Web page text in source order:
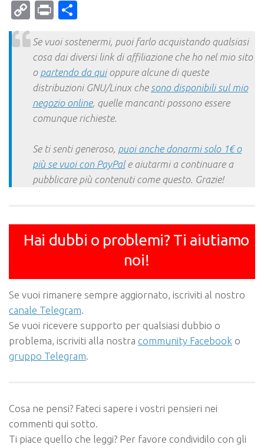
CopyPrint
Se vuoi sostenermi, puoi farlo acquistando qualsiasi
cosa dai diversi link di affiliazione che ho nel mio sito
o partendo da quioppure alcune di queste
distribuzioni GNU/Linux che sono disponibili sul mio
negozio online, quelle mancanti possono essere
comunque richieste.
Se ti senti generoso, puoi anche donarmi solo 1€ o
più se vuoi con PayPale aiutarmi a continuare a
pubblicare più contenuti come questo. Grazie!
Hai dubbi o problemi? Ti aiutiamo
noi!
Se vuoi rimanere sempre aggiornato, iscriviti al nostro
canale Telegram.
Se vuoi ricevere supporto per qualsiasi dubbio o
problema, iscriviti alla nostra community Facebook o
gruppo Telegram.
Cosa ne pensi? Fateci sapere i vostri pensieri nei
commenti qui sotto.
Ti piace quello che leggi? Per favore condividilo con gli